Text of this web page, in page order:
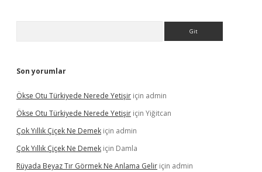
Son yorumlar
Ökse Otu Türkiyede Nerede Yetişir için admin
Ökse Otu Türkiyede Nerede Yetişir için Yiğitcan
Çok Yıllık Çiçek Ne Demek için admin
Çok Yıllık Çiçek Ne Demek için Damla
Rüyada Beyaz Tır Görmek Ne Anlama Gelir için admin